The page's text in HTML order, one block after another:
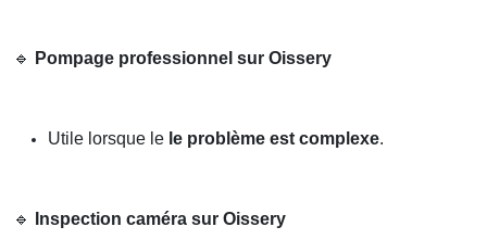
🔹 Pompage professionnel sur Oissery
Utile lorsque le le problème est complexe.
🔹 Inspection caméra sur Oissery